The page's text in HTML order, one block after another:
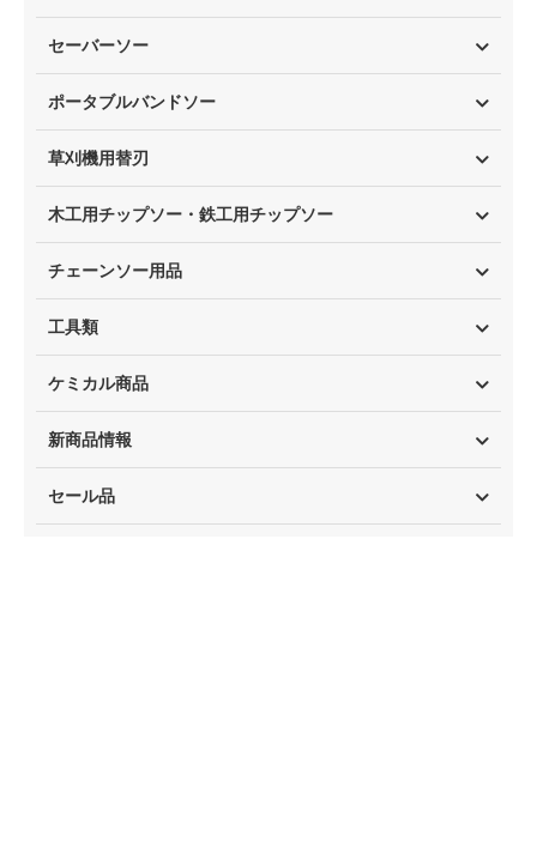
セーバーソー
ポータブルバンドソー
草刈機用替刃
木工用チップソー・鉄工用チップソー
チェーンソー用品
工具類
ケミカル商品
新商品情報
セール品